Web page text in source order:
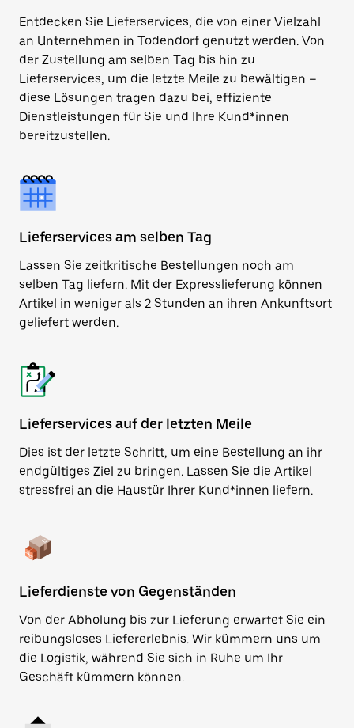
Entdecken Sie Lieferservices, die von einer Vielzahl
an Unternehmen in Todendorf genutzt werden. Von
der Zustellung am selben Tag bis hin zu
Lieferservices, um die letzte Meile zu bewältigen –
diese Lösungen tragen dazu bei, effiziente
Dienstleistungen für Sie und Ihre Kund*innen
bereitzustellen.
Lieferservices am selben Tag
Lassen Sie zeitkritische Bestellungen noch am
selben Tag liefern. Mit der Expresslieferung können
Artikel in weniger als 2 Stunden an ihren Ankunftsort
geliefert werden.
Lieferservices auf der letzten Meile
Dies ist der letzte Schritt, um eine Bestellung an ihr
endgültiges Ziel zu bringen. Lassen Sie die Artikel
stressfrei an die Haustür Ihrer Kund*innen liefern.
Lieferdienste von Gegenständen
Von der Abholung bis zur Lieferung erwartet Sie ein
reibungsloses Liefererlebnis. Wir kümmern uns um
die Logistik, während Sie sich in Ruhe um Ihr
Geschäft kümmern können.